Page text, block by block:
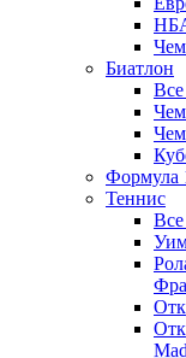
Биатлон
Формула
Теннис